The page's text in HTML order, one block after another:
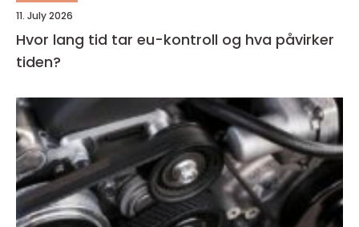
11. July 2026
Hvor lang tid tar eu-kontroll og hva påvirker
tiden?